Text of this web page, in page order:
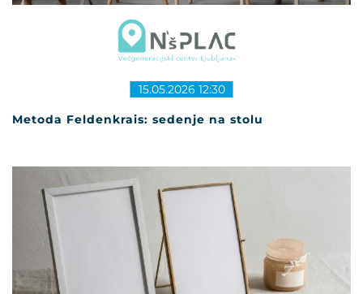
Metoda Feldenkrais: sedenje na stolu
15.05.2026 12:30